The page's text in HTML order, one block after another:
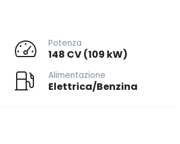
Potenza
148 CV (109 kW)
Alimentazione
Elettrica/Benzina